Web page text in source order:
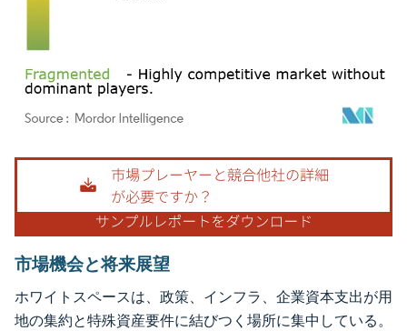
画像 © Mordor Intelligence。再利用にはCC BY 4.0の表示が必要です。
市場機会と将来展望
ホワイトスペースは、政策、インフラ、企業資本支出が用
地の集約と特殊資産要件に結びつく場所に集中している。